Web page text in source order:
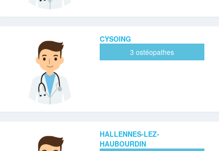
CYSOING
3 ostéopathes
HALLENNES-LEZ-
HAUBOURDIN